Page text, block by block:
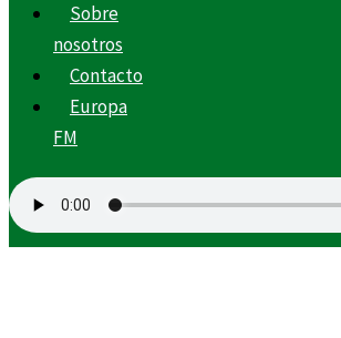
Sobre
nosotros
Contacto
Europa
FM